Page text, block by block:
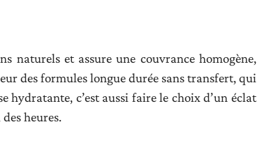
naturels et assure une couvrance homogène,
des formules longue durée sans transfert, qui
hydratante, c’est aussi faire le choix d’un éclat
heures.